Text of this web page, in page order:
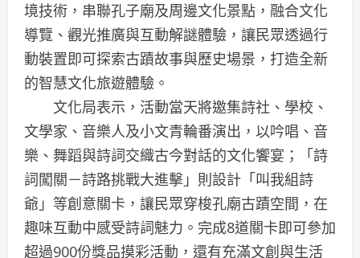
境技術，串聯孔子廟及周邊文化景點，融合文化
導覽、觀光推廣與互動解謎體驗，讓民眾透過行
動裝置即可探索古蹟故事與歷史場景，打造全新
的智慧文化旅遊體驗。
文化局表示，活動當天將邀集詩社、學校、
文學家、音樂人及小文青輪番演出，以吟唱、音
樂、舞蹈與詩詞交織古今對話的文化饗宴；「詩
詞闖關－詩路挑戰大進擊」則設計「叫我組詩
爺」等創意關卡，讓民眾穿梭孔廟古蹟空間，在
趣味互動中感受詩詞魅力。完成8道關卡即可參加
超過900份獎品摸彩活動，還有充滿文創與生活